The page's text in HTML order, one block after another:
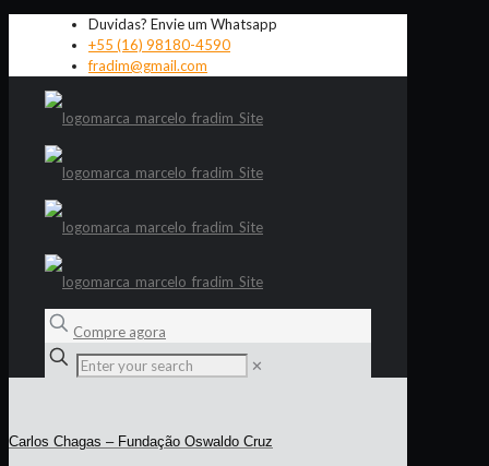
Duvidas? Envie um Whatsapp
+55 (16) 98180-4590
fradim@gmail.com
Compre agora
✕
Carlos Chagas – Fundação Oswaldo Cruz